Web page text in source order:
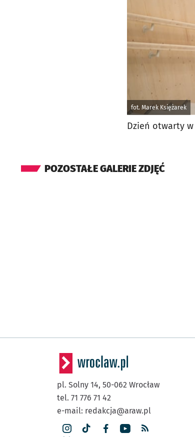
fot. Marek Księżarek
Dzień otwarty w
POZOSTAŁE GALERIE ZDJĘĆ
pl. Solny 14, 50-062 Wrocław
tel. 71 776 71 42
e-mail: redakcja@araw.pl